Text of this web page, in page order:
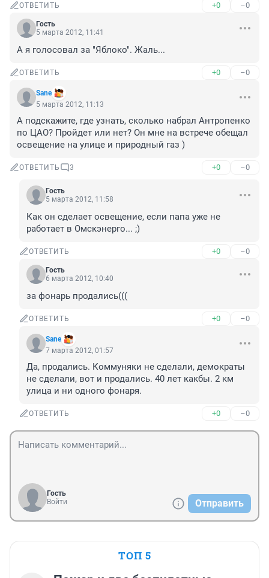
ОТВЕТИТЬ +0 –0
Гость
5 марта 2012, 11:41
А я голосовал за "Яблоко". Жаль...
ОТВЕТИТЬ +0 –0
Sane
5 марта 2012, 11:13
А подскажите, где узнать, сколько набрал Антропенко
по ЦАО? Пройдет или нет? Он мне на встрече обещал
освещение на улице и природный газ )
ОТВЕТИТЬ 3 +0 –0
Гость
5 марта 2012, 11:58
Как он сделает освещение, если папа уже не
работает в Омскэнерго... ;)
ОТВЕТИТЬ +0 –0
Гость
6 марта 2012, 10:40
за фонарь продались(((
ОТВЕТИТЬ +0 –0
Sane
7 марта 2012, 01:57
Да, продались. Коммуняки не сделали, демократы
не сделали, вот и продались. 40 лет какбы. 2 км
улица и ни одного фонаря.
ОТВЕТИТЬ +0 –0
Гость
Войти
Отправить
ТОП 5